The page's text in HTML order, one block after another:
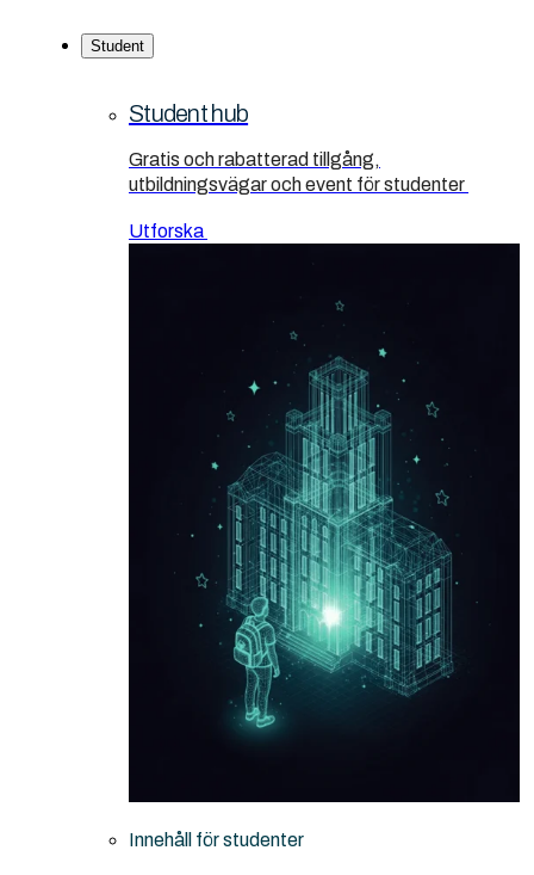
Student
Student hub
Gratis och rabatterad tillgång,
utbildningsvägar och event för studenter
Utforska
Innehåll för studenter